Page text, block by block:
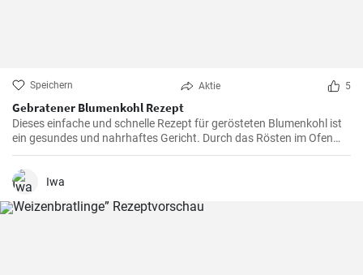
Speichern Aktie 5
Gebratener Blumenkohl Rezept
Dieses einfache und schnelle Rezept für gerösteten Blumenkohl ist
ein gesundes und nahrhaftes Gericht. Durch das Rösten im Ofen
erhält der Blumenkohl einen wunderbar süßen und nussigen
Geschmack. Servieren Sie ihn als Beilage oder als Hauptgericht.
Iwa